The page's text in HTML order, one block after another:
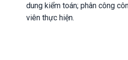
dung kiểm toán; phân công
viên thực hiện.